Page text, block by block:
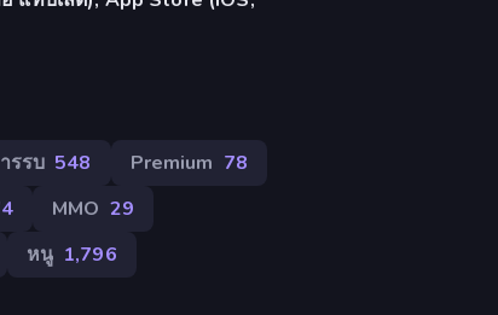
รรบ 548 Premium 78
MMO 29
หนู 1,796